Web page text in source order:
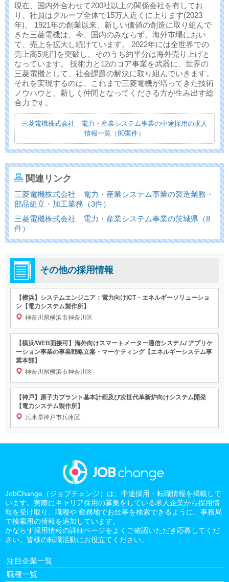
現在、国内外合わせて200社以上の関係会社を有してお
り、社員はグループ全体で15万人近くに上ります(2023
年)。 1921年の創業以来、新しい価値の創造に取り組んで
きた三菱電機は、今、国内のみならず、海外市場におい
て、売上を拡大し続けています。 2022年には全世界での
売上高5兆円を突破し、そのうち約半分は海外売り上げと
なっています。 技術力と12のコア事業を武器に、世界の
三菱電機として、社会課題の解決に取り組んでいきます。
それを実現するのは、これまで三菱電機が培ってきた技術
ノウハウと、新しく仲間となってくださる方が生み出す総
合力です。
三菱電機株式会社 電力・産業システム事業の中途採用の求人
情報一覧（80案件）
関連リンク
三菱電機株式会社 電力・産業システム事業の製造業務・
部品組立・加工業務（3件）
三菱電機株式会社 電力・産業システム事業の茨城県（8
件）
その他の採用情報
【横浜】システムエンジニア：電力向けICT・エネルギーソリューショ
ン【電力システム製作所】
神奈川県横浜市神奈川区
【横浜/WEB面接可】海外向けスマートメーター通信システム/ アプリケ
ーション事業の事業戦略立案・マーケティング【エネルギーシステム事
業本部】
神奈川県横浜市神奈川区
【神戸】原子力プラント基本計画及び次世代革新炉向けシステム開発
【電力システム製作所】
兵庫県神戸市兵庫区
JobChange（ジョブチェンジ）は、中途採用・転職情報を掲載して
います。実際にキャリア採用の募集をしている求人企業から採用情
報を受け取り、職種や 勤務地でお仕事を検索できるように、事務局
で検索用の情報を追加しています。
かならず採用情報の詳細ページをよくご確認いただき応募してくだ
さい。皆様の転職活動にお役立てください。
注目企業一覧
職種一覧